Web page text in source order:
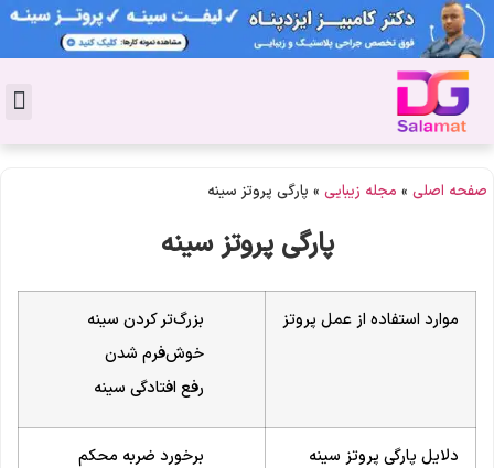
اصلی»مجله زیبایی»پارگی پروتز سینه
پارگی پروتز سینه
موارد استفاده از عمل پروتز
بزرگ‌تر کردن سینه
خوش‌فرم شدن
رفع افتادگی سینه
دلایل پارگی پروتز سینه
برخورد ضربه محکم